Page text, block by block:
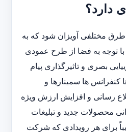
دارد؟
طرق مختلفی آویزان شود که به
با توجه به فضا از طرح عمودی
بصری و تاثیرگذاری پیام
کنفرانس ها سمینارها و
رسانی و افزایش ارزش ویژه
محصولات جدید و تبلیغات
برای هر رویدادی که شرکت